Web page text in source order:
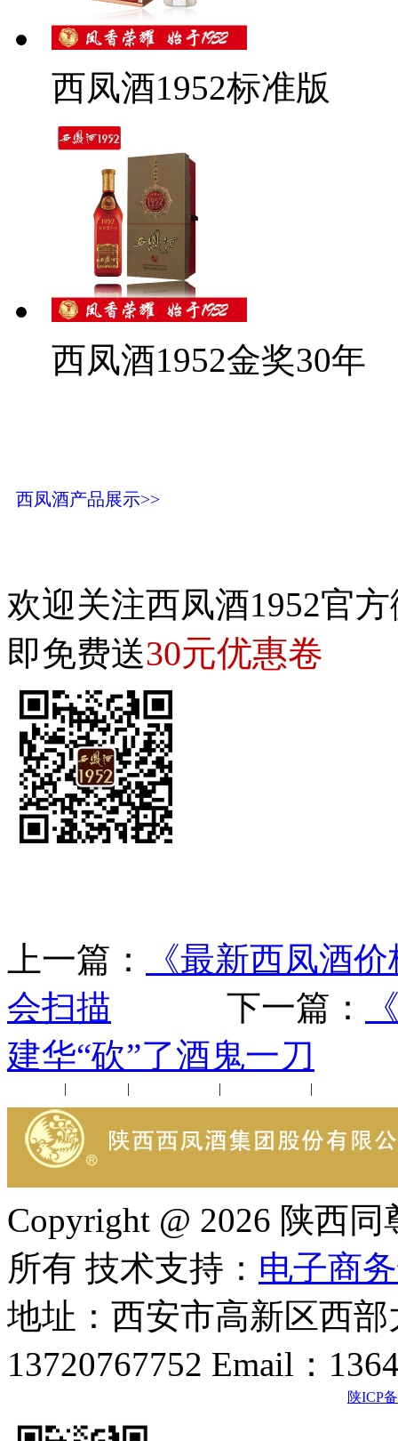
西凤酒1952标准版
西凤酒1952金奖30年
西凤酒产品展示>>
欢迎关注西凤酒1952官
即免费送30元优惠卷
上一篇：
《最新西凤酒
会扫描 下一篇：
建华“砍”了酒鬼一刀
| | | |
Copyright @ 2026 陕西
所有 技术支持： 电子商
地址：西安市高新区西
13720767752 Email：
陕ICP